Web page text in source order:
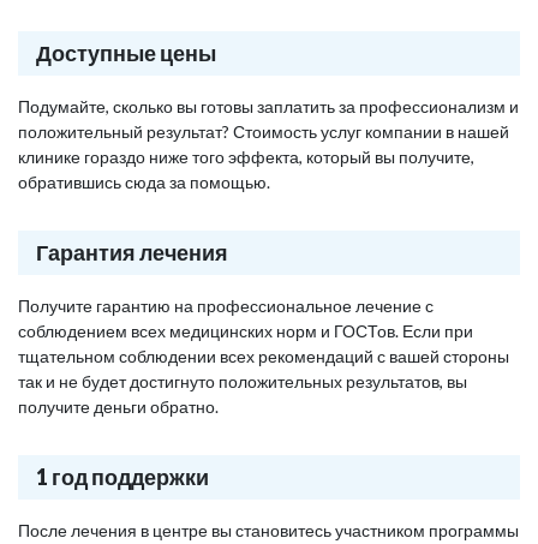
Доступные цены
Подумайте, сколько вы готовы заплатить за профессионализм и
положительный результат? Стоимость услуг компании в нашей
клинике гораздо ниже того эффекта, который вы получите,
обратившись сюда за помощью.
Гарантия лечения
Получите гарантию на профессиональное лечение с
соблюдением всех медицинских норм и ГОСТов. Если при
тщательном соблюдении всех рекомендаций с вашей стороны
так и не будет достигнуто положительных результатов, вы
получите деньги обратно.
1 год поддержки
После лечения в центре вы становитесь участником программы